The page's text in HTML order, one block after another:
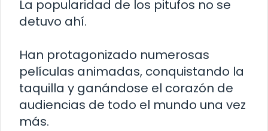
La popularidad de los pitufos no se
detuvo ahí.
Han protagonizado numerosas
películas animadas, conquistando la
taquilla y ganándose el corazón de
audiencias de todo el mundo una vez
más.